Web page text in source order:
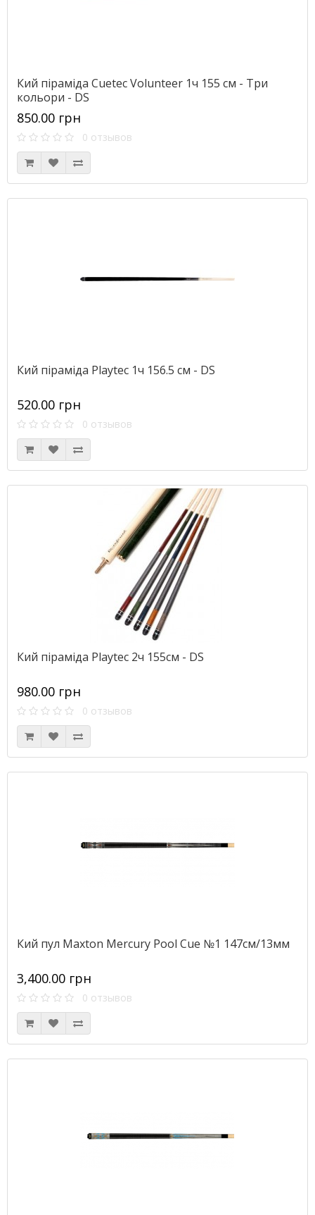
Кий піраміда Cuetec Volunteer 1ч 155 см - Три
кольори - DS
850.00 грн
0 отзывов
Кий піраміда Playtec 1ч 156.5 см - DS
520.00 грн
0 отзывов
Кий піраміда Playtec 2ч 155см - DS
980.00 грн
0 отзывов
Кий пул Maxton Mercury Pool Cue №1 147см/13мм
3,400.00 грн
0 отзывов